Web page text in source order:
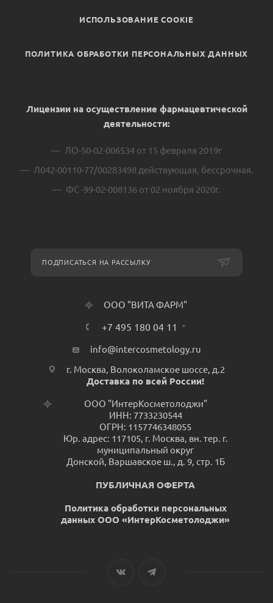
ИСПОЛЬЗОВАНИЕ COOKIE
ПОЛИТИКА ОБРАБОТКИ ПЕРСОНАЛЬНЫХ ДАННЫХ
Лицензии на осуществление фармацевтической
деятельности:
ЛО-50-02-006534 от 15 февраля 2019г
Л042-00110-77/00283498 действующая, бессрочная.
ФС -99-02-008136 от 02 ноября 2020г.
ПОДПИСАТЬСЯ НА РАССЫЛКУ
ООО "ВИТА ФАРМ"
+7 495 180 04 11
info@intercosmetology.ru
г. Москва, Волоколамское шоссе, д.2
Доставка по всей России!
ООО "ИнтерКосметолоджи"
ИНН: 7733230544
ОГРН: 1157746348055
Юр. адрес: 117105, г. Москва, вн. тер. г.
муниципальный округ
Донской, Варшавское ш., д. 9, стр. 1Б
ПУБЛИЧНАЯ ОФЕРТА
Политика обработки персональных
данных ООО «ИнтерКосметолоджи»